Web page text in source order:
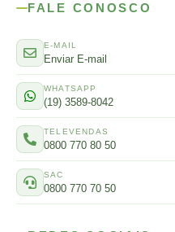
FALE CONOSCO
E-MAIL
Enviar E-mail
WHATSAPP
(19) 3589-8042
TELEVENDAS
0800 770 80 50
SAC
0800 770 70 50